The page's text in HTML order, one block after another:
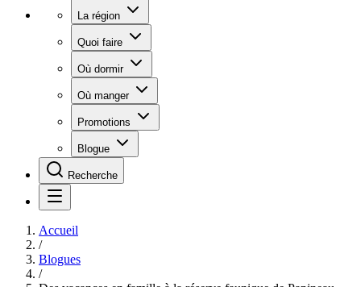
La région
Quoi faire
Où dormir
Où manger
Promotions
Blogue
Recherche
Accueil
/
Blogues
/